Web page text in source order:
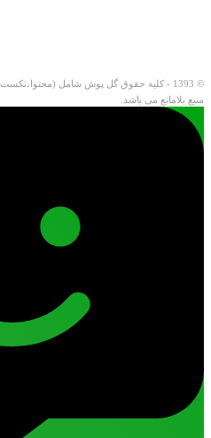
© 1393 - کلیه حقوق گل پوش شامل
منبع بلامانع می باشد.